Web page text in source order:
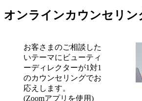
オンラインカウンセリン
お客さまのご相談した
いテーマにビューティ
ーディレクターが1対1
のカウンセリングでお
応えします。
(Zoomアプリを使用)